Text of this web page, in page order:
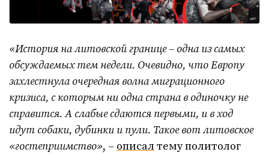
«История на литовской границе – одна из самых
обсуждаемых тем недели. Очевидно, что Европу
захлестнула очередная волна миграционного
кризиса, с которым ни одна страна в одиночку не
справится. А слабые сдаются первыми, и в ход
идут собаки, дубинки и пули. Такое вот литовское
«гостеприимство», – описал тему политолог